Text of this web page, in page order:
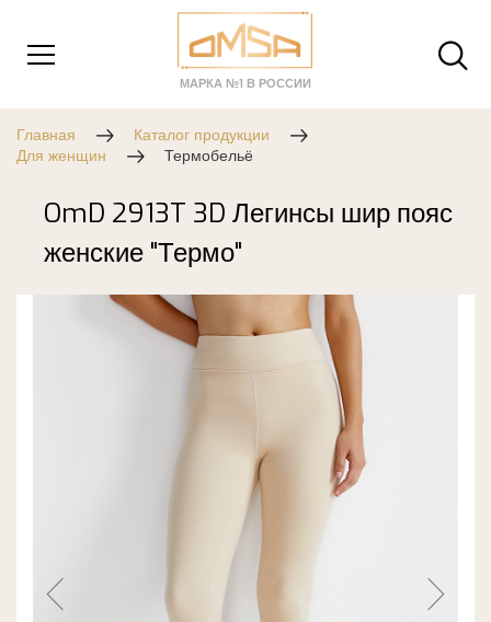
МАРКА №1 В РОССИИ
Главная
Каталог продукции
Для женщин
Термобельё
OmD 2913T 3D Легинсы шир пояс
женские "Термо"